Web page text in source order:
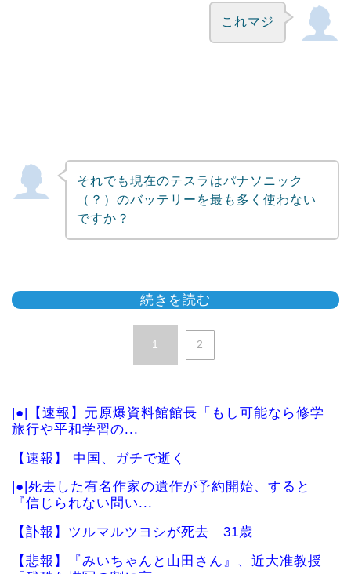
これマジ
それでも現在のテスラはパナソニック
（？）のバッテリーを最も多く使わない
ですか？
続きを読む
1 2
|●|【速報】元原爆資料館館長「もし可能なら修学
旅行や平和学習の...
【速報】 中国、ガチで逝く
|●|死去した有名作家の遺作が予約開始、すると
『信じられない問い...
【訃報】ツルマルツヨシが死去 31歳
【悲報】『みいちゃんと山田さん』、近大准教授